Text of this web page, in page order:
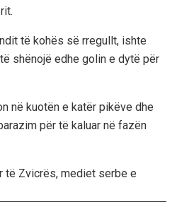
të kohës së rregullt, ishte
shënojë edhe golin e dytë për
në kuotën e katër pikëve dhe
për të kaluar në fazën
të Zvicrës, mediet serbe e